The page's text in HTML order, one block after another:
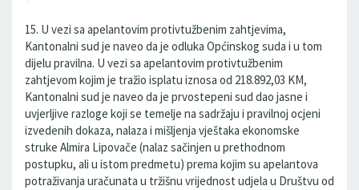
15. U vezi sa apelantovim protivtužbenim zahtjevima,
Kantonalni sud je naveo da je odluka Općinskog suda i u tom
dijelu pravilna. U vezi sa apelantovim protivtužbenim
zahtjevom kojim je tražio isplatu iznosa od 218.892,03 KM,
Kantonalni sud je naveo da je prvostepeni sud dao jasne i
uvjerljive razloge koji se temelje na sadržaju i pravilnoj ocjeni
izvedenih dokaza, nalaza i mišljenja vještaka ekonomske
struke Almira Lipovače (nalaz sačinjen u prethodnom
postupku, ali u istom predmetu) prema kojim su apelantova
potraživanja uračunata u tržišnu vrijednost udjela u Društvu od